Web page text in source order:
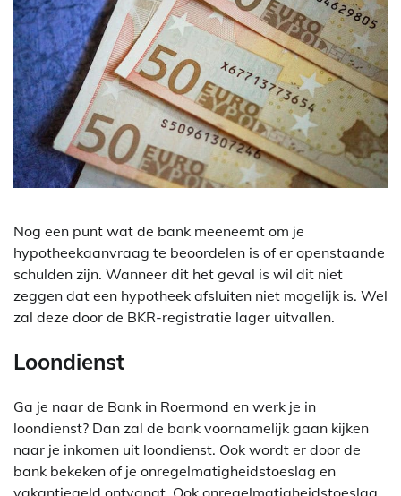
Nog een punt wat de bank meeneemt om je
hypotheekaanvraag te beoordelen is of er openstaande
schulden zijn. Wanneer dit het geval is wil dit niet
zeggen dat een hypotheek afsluiten niet mogelijk is. Wel
zal deze door de BKR-registratie lager uitvallen.
Loondienst
Ga je naar de Bank in Roermond en werk je in
loondienst? Dan zal de bank voornamelijk gaan kijken
naar je inkomen uit loondienst. Ook wordt er door de
bank bekeken of je onregelmatigheidstoeslag en
vakantiegeld ontvangt. Ook onregelmatigheidstoeslag